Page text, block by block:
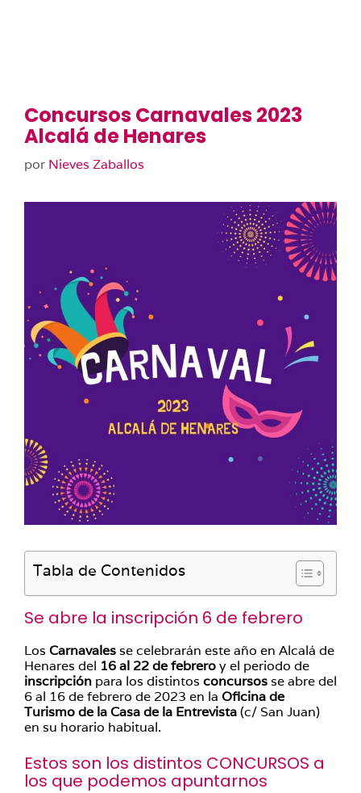
Concursos Carnavales 2023
Alcalá de Henares
por Nieves Zaballos
Tabla de Contenidos
Se abre la inscripción 6 de febrero
Los Carnavalesse celebrarán este año en Alcalá de
Henares del 16 al 22 de febreroy el periodo de
inscripción para los distintos concursosse abre del
6 al 16 de febrero de 2023 en la Oficina de
Turismo de la Casa de la Entrevista(c/ San Juan)
en su horario habitual.
Estos son los distintos CONCURSOS a
los que podemos apuntarnos